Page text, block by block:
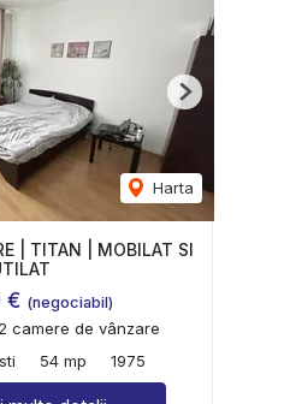
Harta
Next
| TITAN | MOBILAT SI
€ (negociabil)
camere de vânzare
54 mp 1975